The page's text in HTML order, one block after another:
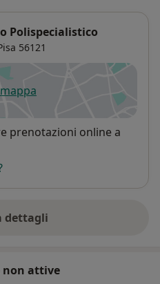
Polispecialistico
56121
si apre in una nuova scheda
prenotazioni online a
dettagli
sull'indirizzo
non attive